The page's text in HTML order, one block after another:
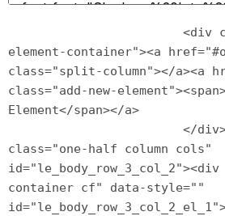
element-container"><a
class="split-column"></a><a
class="add-new-
Element</span></a>
class="one-half column cols"
container cf" data-style=""